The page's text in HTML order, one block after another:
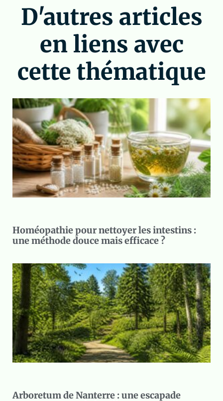
D'autres articles
en liens avec
cette thématique
Homéopathie pour nettoyer les intestins :
une méthode douce mais efficace ?
Arboretum de Nanterre : une escapade